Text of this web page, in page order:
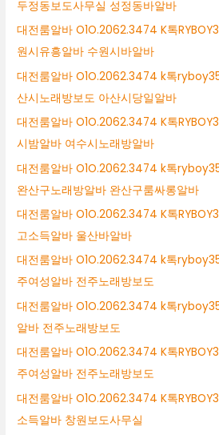
두정동보도사무실 성정동바알바
대전룸알바 O1O.2062.3474 K톡
원시유흥알바 수원시바알바
대전룸알바 O1O.2062.3474 k톡
산시노래방보도 아산시당일알바
대전룸알바 O1O.2062.3474 K톡
시밤알바 여수시노래방알바
대전룸알바 O1O.2062.3474 k톡
완산구노래방알바 완산구룸싸롱알바
대전룸알바 O1O.2062.3474 K톡
고소득알바 울산바알바
대전룸알바 O1O.2062.3474 k톡
주여성알바 전주노래방보도
대전룸알바 O1O.2062.3474 k톡
알바 전주노래방보도
대전룸알바 O1O.2062.3474 K톡
주여성알바 전주노래방보도
대전룸알바 O1O.2062.3474 K톡
소득알바 창원보도사무실